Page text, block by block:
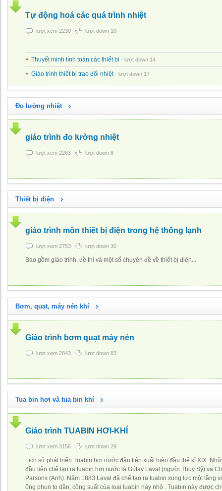
Tự động hoá các quá trình nhiệt
lượt xem 2230 lượt down 10
Thuyết minh tính toán các thiết bi - lượt down 14
Giáo trình thiết bị trao đổi nhiệt - lượt down 17
Đo lường nhiệt
giáo trình đo lường nhiệt
lượt xem 2263 lượt down 8
Thiết bị điện
giáo trình môn thiết bị điện trong hệ thống lạnh
lượt xem 2753 lượt down 30
Bao gồm giáo trình, đề thi và một số chuyên đề về thiết bị điên...
Bơm, quạt, máy nén khí
Giáo trình bơm quạt máy nén
lượt xem 2843 lượt down 83
Tua bin hơi và tua bin khí
Giáo trình TUABIN HƠI-KHÍ
lượt xem 3156 lượt down 29
Lịch sử phát triển Tuabin hơi nước đầu tiên xuất hiện đầu thế kỉ XIX
đầu tiên chế tạo ra tuabin hơi nước là Gútav Laval (người Thuỵ Sỹ) va
Parsons (Anh). Năm 1883 Laval đã chế tạo ra tuabin xung lực một tầng
ống phun to dần, công suất của loại tuabin này nhỏ . Tuabin này được